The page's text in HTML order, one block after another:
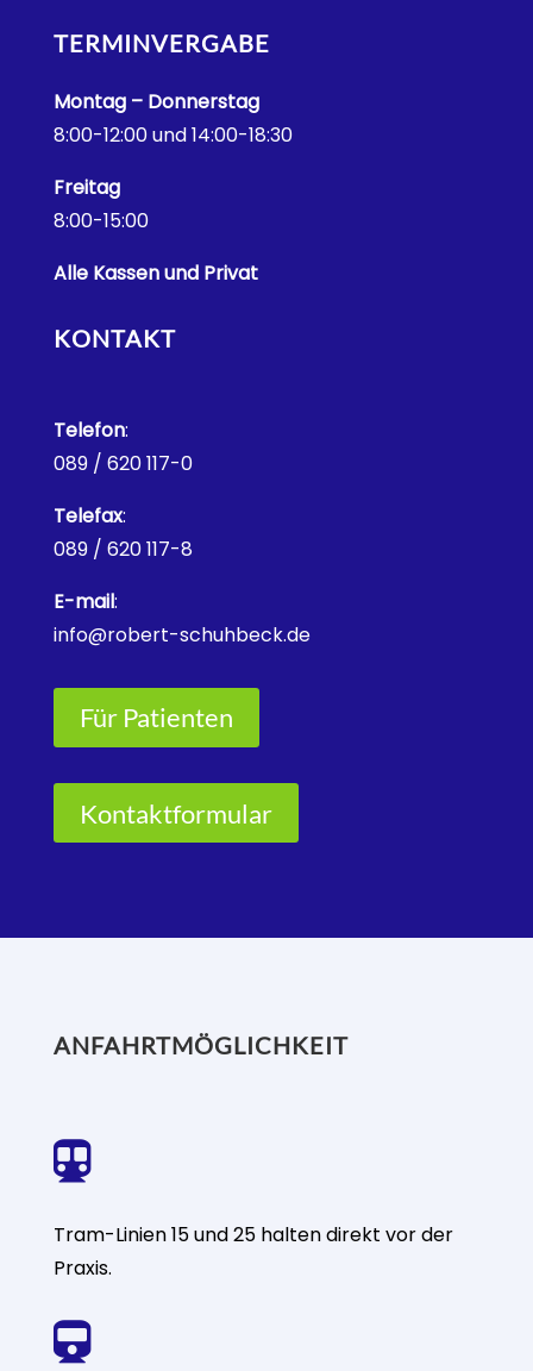
TERMINVERGABE
Montag – Donnerstag
8:00-12:00 und 14:00-18:30
Freitag
8:00-15:00
Alle Kassen und Privat
KONTAKT
Telefon:
089 / 620 117-0
Telefax:
089 / 620 117-8
E-mail:
info@robert-schuhbeck.de
Für Patienten
Kontaktformular
ANFAHRTMÖGLICHKEIT

Tram-Linien 15 und 25 halten direkt vor der
Praxis.
